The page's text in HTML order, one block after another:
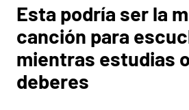
Esta podría ser la
canción para
mientras estudias
deberes